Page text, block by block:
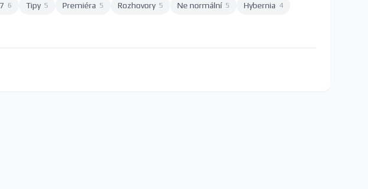
6 Tipy 5 Premiéra 5 Rozhovory 5 Ne normální 5 Hybernia 4